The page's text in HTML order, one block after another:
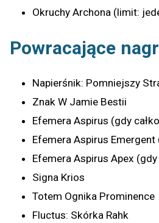
Okruchy Archona (limit:
Powracające
Napierśnik: Pomniejszy
Znak W Jamie Bestii
Efemera Aspirus (gdy
Efemera Aspirus
Efemera Aspirus Apex
Signa Krios
Totem Ognika Prominence
Fluctus: Skórka Rahk